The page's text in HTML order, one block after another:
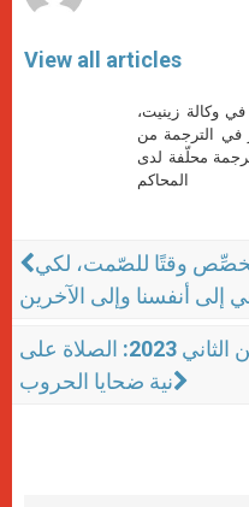
View all articles
وكالة زينيت،
في الترجمة من
محلّفة لدى
المحاكم
وقتًا للصّمت، لكي
أنفسنا وإلى الآخرين
عناوين نشرة الجمعة 10 تشرين الثاني 2023: الصلاة على
نية ضحايا الحروب